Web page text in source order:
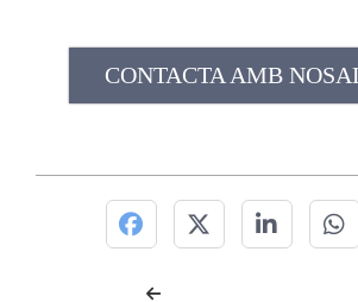
CONTACTA AMB